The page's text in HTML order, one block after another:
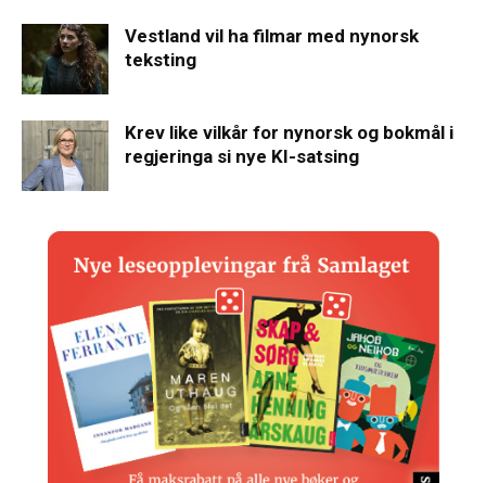
Vestland vil ha filmar med nynorsk
teksting
Krev like vilkår for nynorsk og bokmål i
regjeringa si nye KI-satsing